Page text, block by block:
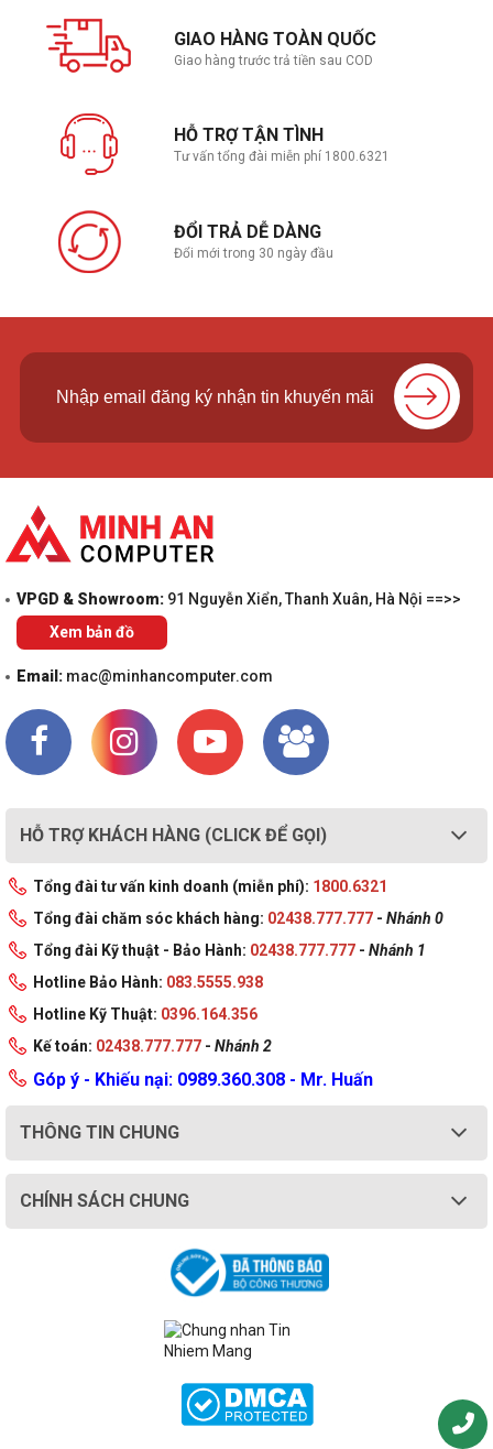
GIAO HÀNG TOÀN QUỐC
Giao hàng trước trả tiền sau COD
HỖ TRỢ TẬN TÌNH
Tư vấn tổng đài miễn phí 1800.6321
ĐỔI TRẢ DỄ DÀNG
Đổi mới trong 30 ngày đầu
VPGD & Showroom: 91 Nguyễn Xiển, Thanh Xuân, Hà Nội ==>>
Xem bản đồ
Email: mac@minhancomputer.com
HỖ TRỢ KHÁCH HÀNG (CLICK ĐỂ GỌI)
Tổng đài tư vấn kinh doanh (miễn phí): 1800.6321
Tổng đài chăm sóc khách hàng: 02438.777.777 - Nhánh 0
Tổng đài Kỹ thuật - Bảo Hành: 02438.777.777 - Nhánh 1
Hotline Bảo Hành: 083.5555.938
Hotline Kỹ Thuật: 0396.164.356
Kế toán: 02438.777.777 - Nhánh 2
Góp ý - Khiếu nại: 0989.360.308 - Mr. Huấn
THÔNG TIN CHUNG
CHÍNH SÁCH CHUNG